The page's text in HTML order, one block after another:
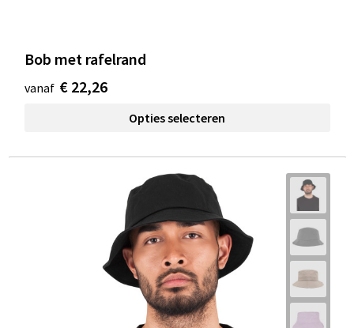
Bob met rafelrand
vanaf € 22,26
Opties selecteren